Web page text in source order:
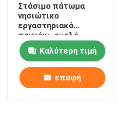
Στάσιμο πάτωμα
νησιώτικο
εργαστηριακό
παγκάκι, ομαλό
εργαστηριακό
τοίχωμα έπιπλα
παγκάκι
Καλύτερη τιμή
επαφή